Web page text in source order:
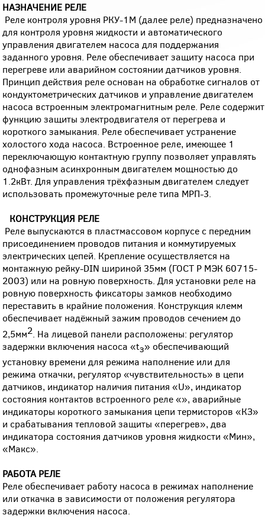
НАЗНАЧЕНИЕ РЕЛЕ
Реле контроля уровня РКУ-1М (далее реле) предназначено
для контроля уровня жидкости и автоматического
управления двигателем насоса для поддержания
заданного уровня. Реле обеспечивает защиту насоса при
перегреве или аварийном состоянии датчиков уровня.
Принцип действия реле основан на обработке сигналов от
кондуктометрических датчиков и управление двигателем
насоса встроенным электромагнитным реле. Реле содержит
функцию защиты электродвигателя от перегрева и
короткого замыкания. Реле обеспечивает устранение
холостого хода насоса. Встроенное реле, имеющее 1
переключающую контактную группу позволяет управлять
однофазным асинхронным двигателем мощностью до
1.2кВт. Для управления трёхфазным двигателем следует
использовать промежуточные реле типа МРП-3.
КОНСТРУКЦИЯ РЕЛЕ
Реле выпускаются в пластмассовом корпусе с передним
присоединением проводов питания и коммутируемых
электрических цепей. Крепление осуществляется на
монтажную рейку-DIN шириной 35мм (ГОСТ Р МЭК 60715-
2003) или на ровную поверхность. Для установки реле на
ровную поверхность фиксаторы замков необходимо
переставить в крайние положения. Конструкция клемм
обеспечивает надёжный зажим проводов сечением до
2,5мм2. На лицевой панели расположены: регулятор
задержки включения насоса «tз» обеспечивающий
установку времени для режима наполнение или для
режима откачки, регулятор «чувствительность» в цепи
датчиков, индикатор наличия питания «U», индикатор
состояния контактов встроенного реле «», аварийные
индикаторы короткого замыкания цепи термисторов «КЗ»
и срабатывания тепловой защиты «перегрев», два
индикатора состояния датчиков уровня жидкости «Мин»,
«Макс».
РАБОТА РЕЛЕ
Реле обеспечивает работу насоса в режимах наполнение
или откачка в зависимости от положения регулятора
задержки включения насоса.